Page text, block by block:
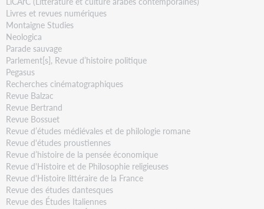
Livres et revues numériques
Montaigne Studies
Neologica
Parade sauvage
Parlement[s], Revue d’histoire politique
Pegasus
Recherches cinématographiques
Revue Balzac
Revue Bertrand
Revue Bossuet
Revue d’études médiévales et de philologie romane
Revue d'études proustiennes
Revue d’histoire de la pensée économique
Revue d'Histoire et de Philosophie religieuses
Revue d'Histoire littéraire de la France
Revue des études dantesques
Revue des Études Italiennes